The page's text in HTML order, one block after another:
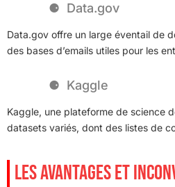
Data.gov
Data.gov offre un large éventail de
des bases d’emails utiles pour les
Kaggle
Kaggle, une plateforme de science
datasets variés, dont des listes de
LES AVANTAGES ET